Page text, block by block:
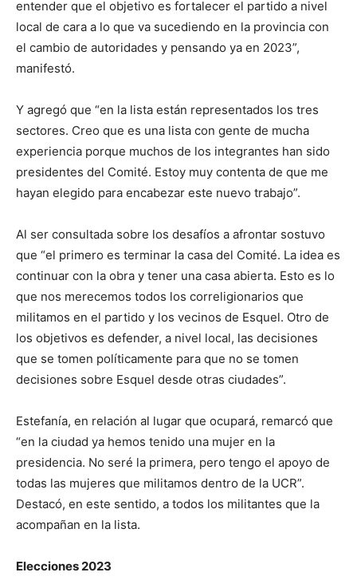
entender que el objetivo es fortalecer el partido a nivel
local de cara a lo que va sucediendo en la provincia con
el cambio de autoridades y pensando ya en 2023”,
manifestó.
Y agregó que “en la lista están representados los tres
sectores. Creo que es una lista con gente de mucha
experiencia porque muchos de los integrantes han sido
presidentes del Comité. Estoy muy contenta de que me
hayan elegido para encabezar este nuevo trabajo”.
Al ser consultada sobre los desafíos a afrontar sostuvo
que “el primero es terminar la casa del Comité. La idea es
continuar con la obra y tener una casa abierta. Esto es lo
que nos merecemos todos los correligionarios que
militamos en el partido y los vecinos de Esquel. Otro de
los objetivos es defender, a nivel local, las decisiones
que se tomen políticamente para que no se tomen
decisiones sobre Esquel desde otras ciudades”.
Estefanía, en relación al lugar que ocupará, remarcó que
“en la ciudad ya hemos tenido una mujer en la
presidencia. No seré la primera, pero tengo el apoyo de
todas las mujeres que militamos dentro de la UCR”.
Destacó, en este sentido, a todos los militantes que la
acompañan en la lista.
Elecciones 2023